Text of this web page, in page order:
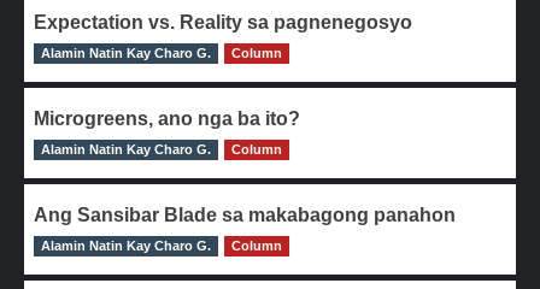
Expectation vs. Reality sa pagnenegosyo
0
Alamin Natin Kay Charo G. Column
Microgreens, ano nga ba ito?
0
Alamin Natin Kay Charo G. Column
Ang Sansibar Blade sa makabagong panahon
0
Alamin Natin Kay Charo G. Column